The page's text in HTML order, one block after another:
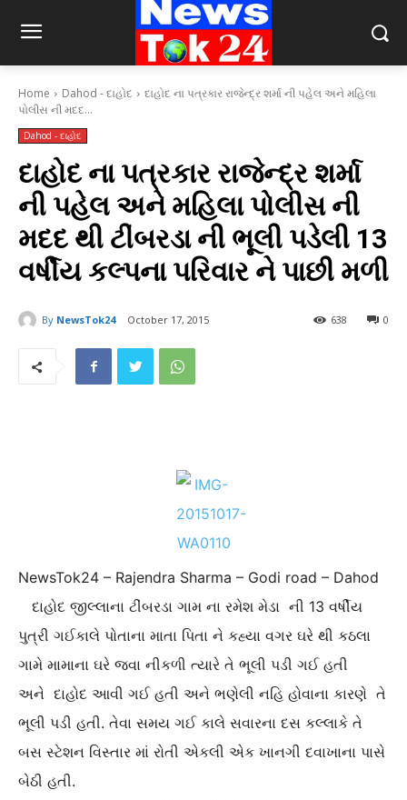
Home Dahod - દાહોદ
દાહોદ ના પત્રકાર રાજેન્દ્ર શર્મા ની પહેલ અને મહિલા
પોલીસ ની મદદ...
Dahod - દાહોદ
દાહોદ ના પત્રકાર રાજેન્દ્ર શર્મા
ની પહેલ અને મહિલા પોલીસ ની
મદદ થી ટીંબરડા ની ભૂલી પડેલી 13
વર્ષીય કલ્પના પરિવાર ને પાછી મળી
By NewsTok24 October 17, 2015 0
638
NewsTok24 – Rajendra Sharma – Godi road – Dahod
દાહોદ જીલ્લાના ટીંબરડા ગામ ના રમેશ મેડા ની 13 વર્ષીય
પુત્રી ગઈકાલે પોતાના માતા પિતા ને કહ્યા વગર ઘરે થી કઠલા
ગામે મામાના ઘરે જવા નીકળી ત્યારે તે ભૂલી પડી ગઈ હતી
અને દાહોદ આવી ગઈ હતી અને ભણેલી નહિ હોવાના કારણે તે
ભૂલી પડી હતી. તેવા સમય ગઈ કાલે સવારના દસ કલ્લાકે તે
બસ સ્ટેશન વિસ્તાર માં રોતી એકલી એક ખાનગી દવાખાના પાસે
બેઠી હતી.